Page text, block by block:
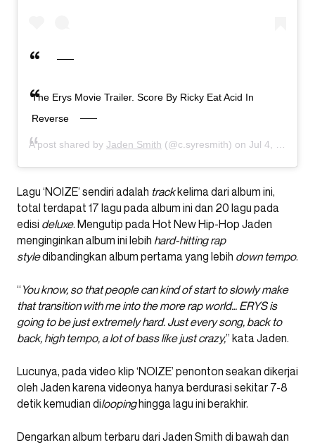
The Erys Movie Trailer. Score By Ricky Eat Acid In
Reverse
A post shared by Jaden Smith (@c.syresmith) on Jul 4, 2019 at 9:07pm PDT
Lagu ‘NOIZE’ sendiri adalah trackkelima dari album ini,
total terdapat 17 lagu pada album ini dan 20 lagu pada
edisi deluxe. Mengutip pada Hot New Hip-Hop Jaden
menginginkan album ini lebih hard-hitting rap
styledibandingkan album pertama yang lebih down tempo.
“ You know, so that people can kind of start to slowly make
that transition with me into the more rap world… ERYS is
going to be just extremely hard. Just every song, back to
back, high tempo, a lot of bass like just crazy,” kata Jaden.
Lucunya, pada video klip ‘NOIZE’ penonton seakan dikerjai
oleh Jaden karena videonya hanya berdurasi sekitar 7-8
detik kemudian diloopinghingga lagu ini berakhir.
Dengarkan album terbaru dari Jaden Smith di bawah dan